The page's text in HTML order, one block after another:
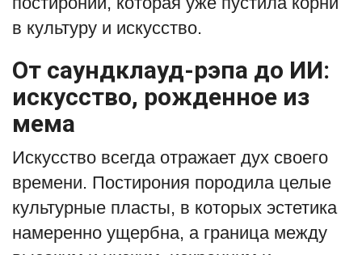
в культуру и искусство.
От саундклауд-рэпа до ИИ:
искусство, рожденное из
мема
Искусство всегда отражает дух своего
времени. Постирония породила целые
культурные пласты, в которых эстетика
намеренно ущербна, а граница между